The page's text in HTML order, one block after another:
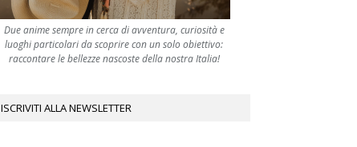
Due anime sempre in cerca di avventura, curiosità e
luoghi particolari da scoprire con un solo obiettivo:
raccontare le bellezze nascoste della nostra Italia!
ISCRIVITI ALLA NEWSLETTER